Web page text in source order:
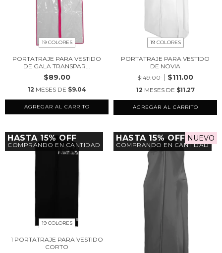
19 COLORES
PORTATRAJE PARA VESTIDO
DE GALA TRANSPAR...
$89.00
12 MESES DE $9.04
AGREGAR AL CARRITO
19 COLORES
PORTATRAJE PARA VESTIDO
DE NOVIA
$149.00
$111.00
12 MESES DE $11.27
AGREGAR AL CARRITO
HASTA 15% OFF
COMPRANDO EN CANTIDAD
19 COLORES
1 PORTATRAJE PARA VESTIDO
CORTO
HASTA 15% OFF
COMPRANDO EN CANTIDAD
NUEVO